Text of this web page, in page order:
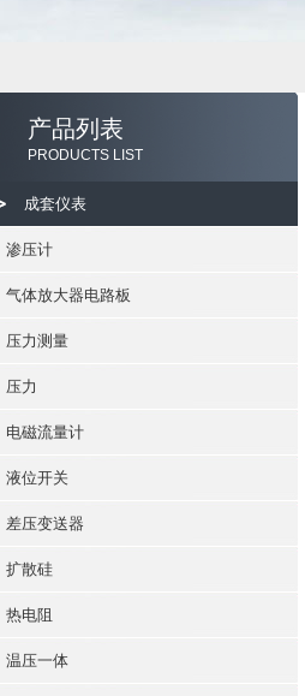
产品列表
PRODUCTS LIST
成套仪表
渗压计
气体放大器电路板
压力测量
压力
电磁流量计
液位开关
差压变送器
扩散硅
热电阻
温压一体